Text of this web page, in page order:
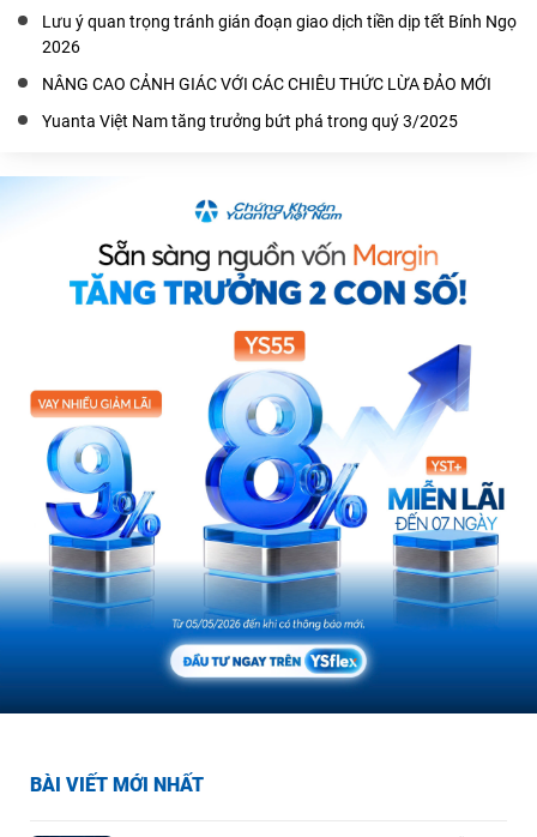
BÀI VIẾT MỚI NHẤT
Lưu ý quan trọng tránh gián đoạn giao dịch tiền dịp tết Bính Ngọ
2026
NÂNG CAO CẢNH GIÁC VỚI CÁC CHIÊU THỨC LỪA ĐẢO MỚI
Yuanta Việt Nam tăng trưởng bứt phá trong quý 3/2025